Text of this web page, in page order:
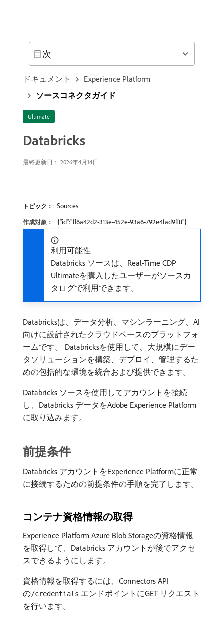
ドキュメント
Experience Platform
ソースコネクタガイド
Ultimate
Databricks
最終更新日： 2026年4月14日
トピック： Sources
作成対象： {"id":"ff6a42d2-313e-452e-93a6-792e4fad9ff8"}
利用可能性
Databricks ソースは、Real-Time CDP
Ultimateを購入したユーザーがソースカ
タログで利用できます。
Databricksは、データ分析、マシンラーニング、AI
向けに設計されたクラウドベースのプラットフォ
ームです。 Databricksを使用して、大規模にデー
タソリューションを構築、デプロイ、管理するた
めの包括的な環境を統合および提供できます。
Databricks ソースを使用してアカウントを接続
し、Databricks データをAdobe Experience Platform
に取り込みます。
前提条件
Databricks アカウントをExperience Platformに正常
に接続するための前提条件の手順を完了します。
コンテナ資格情報の取得
Experience Platform Azure Blob Storageの資格情報
を取得して、Databricks アカウントが後でアクセ
スできるようにします。
資格情報を取得するには、Connectors API
の/credentials エンドポイントにGET リクエスト
を行います。
目次